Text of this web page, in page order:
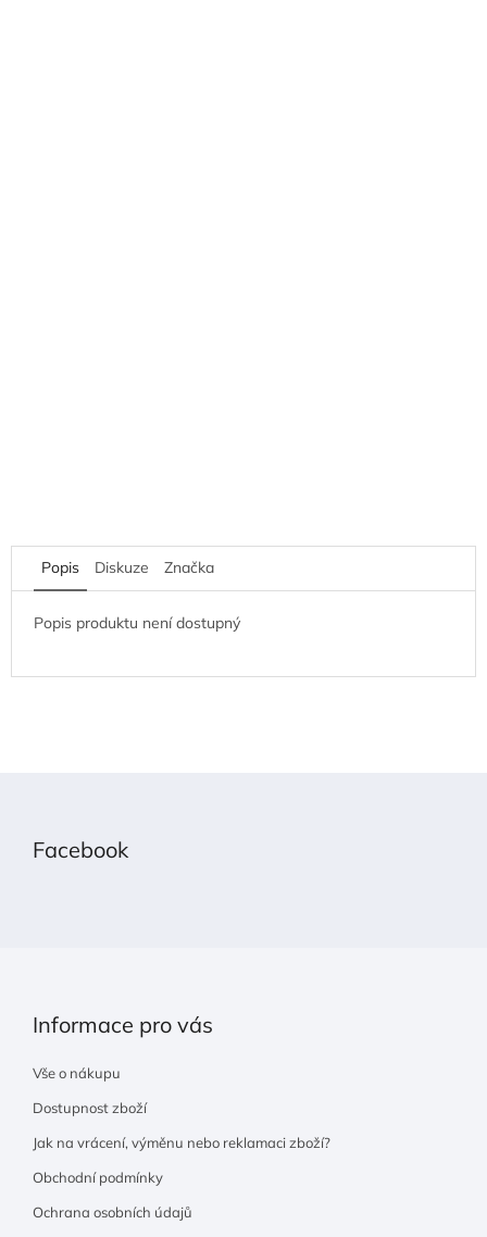
Popis Diskuze Značka
Popis produktu není dostupný
Facebook
Informace pro vás
Vše o nákupu
Dostupnost zboží
Jak na vrácení, výměnu nebo reklamaci zboží?
Obchodní podmínky
Ochrana osobních údajů